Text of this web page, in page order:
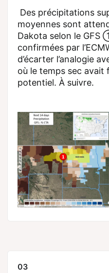
Des précipitations
moyennes sont
Dakota selon le GFS
confirmées par
d’écarter l’analogie
où le temps sec
potentiel. À suivre.
03